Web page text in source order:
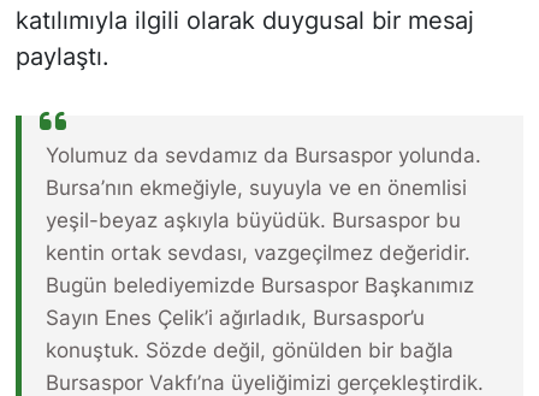
katılımıyla ilgili olarak duygusal bir mesaj
paylaştı.
Yolumuz da sevdamız da Bursaspor yolunda.
Bursa’nın ekmeğiyle, suyuyla ve en önemlisi
yeşil-beyaz aşkıyla büyüdük. Bursaspor bu
kentin ortak sevdası, vazgeçilmez değeridir.
Bugün belediyemizde Bursaspor Başkanımız
Sayın Enes Çelik’i ağırladık, Bursaspor’u
konuştuk. Sözde değil, gönülden bir bağla
Bursaspor Vakfı’na üyeliğimizi gerçekleştirdik.